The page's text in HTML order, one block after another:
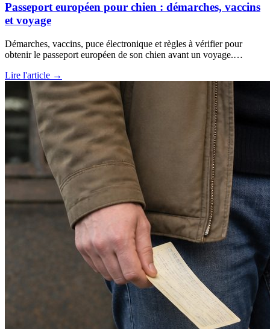
Passeport européen pour chien : démarches, vaccins
et voyage
Démarches, vaccins, puce électronique et règles à vérifier pour
obtenir le passeport européen de son chien avant un voyage.…
Lire l'article →